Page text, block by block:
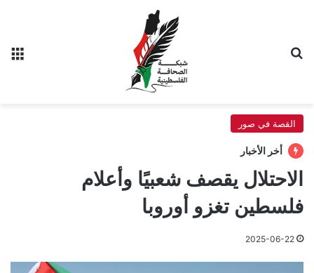
القصة في صور
أخر الأخبار
الاحتلال يقصف شعبيًا وأعلام
فلسطين تغزو أوروبا
2025-06-22